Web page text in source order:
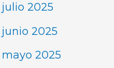
julio 2025
junio 2025
mayo 2025